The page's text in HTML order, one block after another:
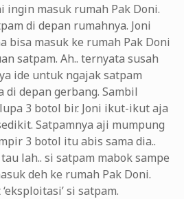
ingin masuk rumah Pak Doni.
di depan rumahnya. Joni
bisa masuk ke rumah Pak Doni
satpam. Ah.. ternyata susah
ide untuk ngajak satpam
depan gerbang. Sambil
3 botol bir. Joni ikut-ikut aja
Satpamnya aji mumpung
3 botol itu abis sama dia..
lah.. si satpam mabok sampe
deh ke rumah Pak Doni.
si satpam.